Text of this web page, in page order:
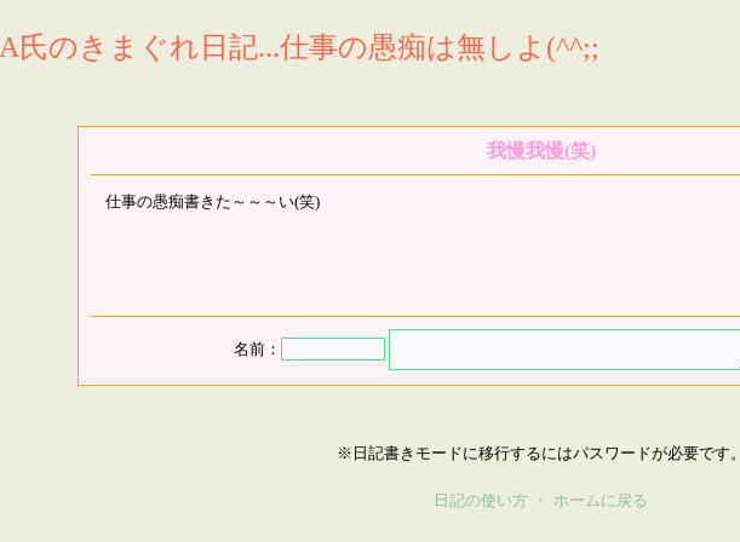
A氏のきまぐれ日記...仕事の愚痴は無しよ(^^;;
我慢我慢(笑)
仕事の愚痴書きた～～～い(笑)
名前：
※日記書きモードに移行するにはパスワードが必要です。
日記の使い方 ・ ホームに戻る